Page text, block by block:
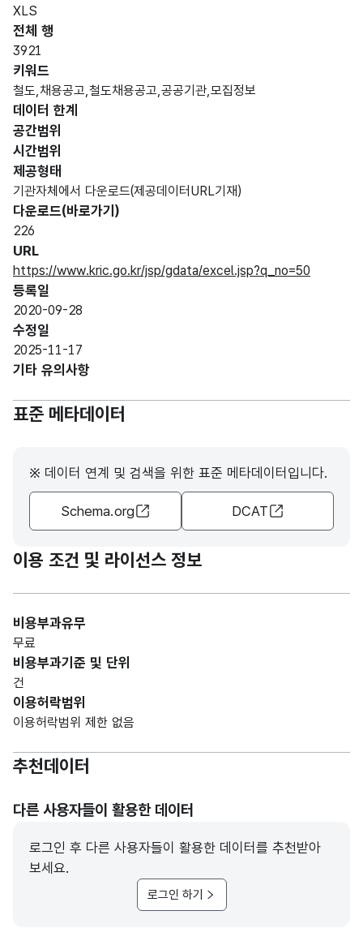
XLS
전체 행
3921
키워드
철도,채용공고,철도채용공고,공공기관,모집정보
데이터 한계
공간범위
시간범위
제공형태
기관자체에서 다운로드(제공데이터URL기재)
다운로드(바로가기)
226
URL
https://www.kric.go.kr/jsp/gdata/excel.jsp?q_no=50
등록일
2020-09-28
수정일
2025-11-17
기타 유의사항
표준 메타데이터
※ 데이터 연계 및 검색을 위한 표준 메타데이터입니다.
Schema.org DCAT
이용 조건 및 라이선스 정보
비용부과유무
무료
비용부과기준 및 단위
건
이용허락범위
이용허락범위 제한 없음
추천데이터
다른 사용자들이 활용한 데이터
로그인 후 다른 사용자들이 활용한 데이터를 추천받아
보세요.
로그인 하기